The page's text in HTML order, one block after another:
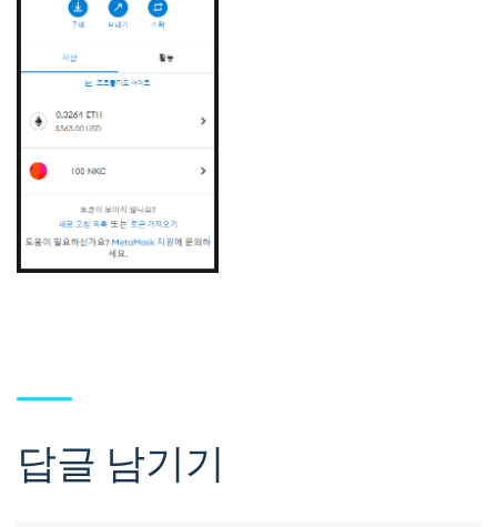
답글 남기기